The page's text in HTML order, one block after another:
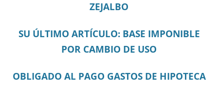
ZEJALBO
SU ÚLTIMO ARTÍCULO: BASE IMPONIBLE
POR CAMBIO DE USO
OBLIGADO AL PAGO GASTOS DE HIPOTECA